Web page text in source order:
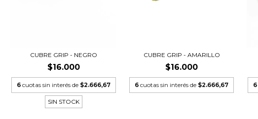
CUBRE GRIP - NEGRO
$16.000
6 cuotas sin interés de $2.666,67
SIN STOCK
CUBRE GRIP - AMARILLO
$16.000
6 cuotas sin interés de $2.666,67 6